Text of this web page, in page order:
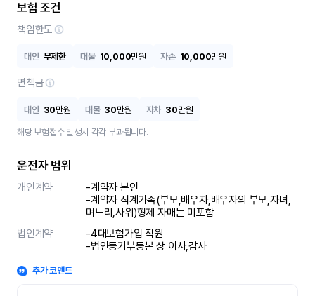
보험 조건
책임한도
대인 무제한 대물 10,000만원 자손 10,000만원
면책금
대인 30만원 대물 30만원 자차 30만원
해당 보험접수 발생시 각각 부과됩니다.
운전자 범위
개인계약
-계약자 본인
-계약자 직계가족(부모,배우자,배우자의 부모,자녀,
며느리,사위)형제 자매는 미포함
법인계약
-4대보험가입 직원
-법인등기부등본 상 이사,감사
추가 코멘트